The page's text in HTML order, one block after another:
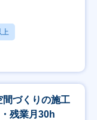
間づくりの施工
残業月30h